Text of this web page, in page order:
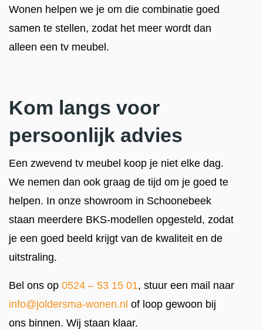
Wonen helpen we je om die combinatie goed
samen te stellen, zodat het meer wordt dan
alleen een tv meubel.
Kom langs voor
persoonlijk advies
Een zwevend tv meubel koop je niet elke dag.
We nemen dan ook graag de tijd om je goed te
helpen. In onze showroom in Schoonebeek
staan meerdere BKS-modellen opgesteld, zodat
je een goed beeld krijgt van de kwaliteit en de
uitstraling.
Bel ons op 0524 – 53 15 01, stuur een mail naar
info@joldersma-wonen.nl of loop gewoon bij
ons binnen. Wij staan klaar.